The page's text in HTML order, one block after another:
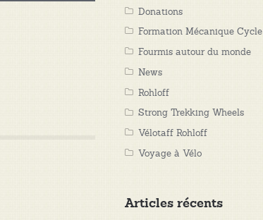
Donations
Formation Mécanique Cycle
Fourmis autour du monde
News
Rohloff
Strong Trekking Wheels
Vélotaff Rohloff
Voyage à Vélo
Articles récents